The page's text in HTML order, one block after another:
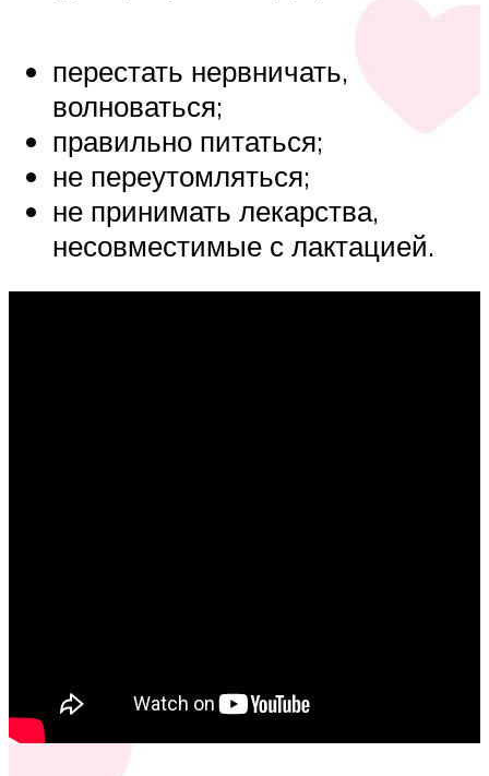
перестать нервничать,
волноваться;
правильно питаться;
не переутомляться;
не принимать лекарства,
несовместимые с лактацией.